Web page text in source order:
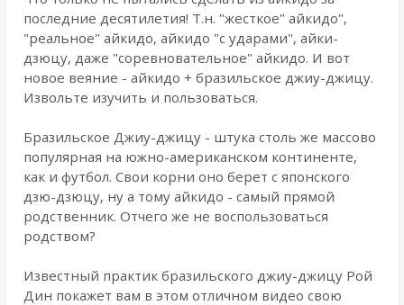
последние десятилетия! Т.н. "жесткое" айкидо",
"реальное" айкидо, айкидо "с ударами", айки-
дзюцу, даже "соревновательное" айкидо. И вот
новое веяние - айкидо + бразильское джиу-джицу.
Извольте изучить и пользоваться.
Бразильское Джиу-джицу - штука столь же массово
популярная на южно-американском континенте,
как и футбол. Свои корни оно берет с японского
дзю-дзюцу, ну а тому айкидо - самый прямой
родственник. Отчего же не воспользоваться
родством?
Известный практик бразильского джиу-джицу Рой
Дин покажет вам в этом отличном видео свою